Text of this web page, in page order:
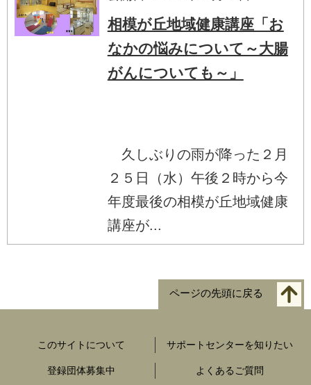
相模が丘地域健康講座「お
なかの悩みについて～大腸
がんについても～」
久しぶりの雨が降った２月
２５日（水）午後２時から今
年度最後の相模が丘地域健康
講座が...
ページの先頭に戻る
このサイトについて サポートセンターを知りたい
登録団体募集中 よくあるご質問